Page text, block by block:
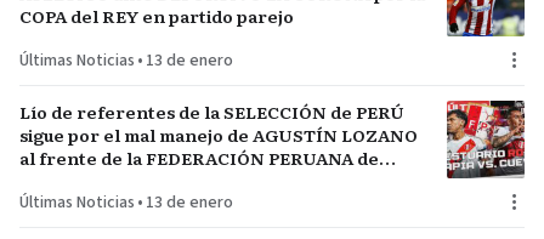
COPA del REY en partido parejo
Últimas Noticias • 13 de enero
Lío de referentes de la SELECCIÓN de PERÚ
sigue por el mal manejo de AGUSTÍN LOZANO
al frente de la FEDERACIÓN PERUANA de
Últimas Noticias • 13 de enero